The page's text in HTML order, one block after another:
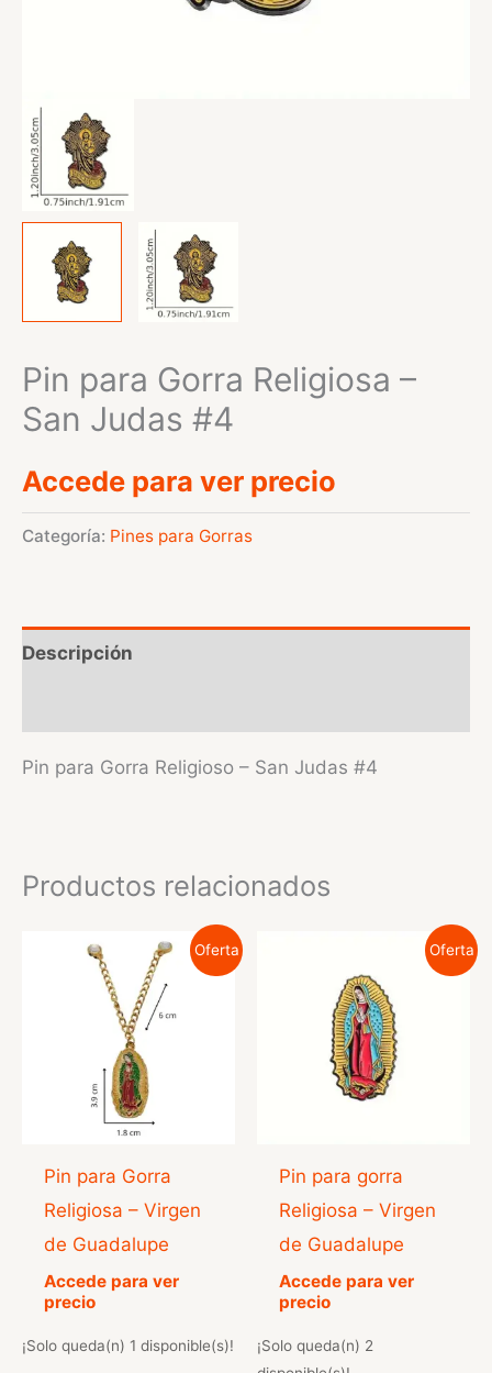
Pin para Gorra Religiosa –
San Judas #4
Accede para ver precio
Categoría: Pines para Gorras
Descripción
Pin para Gorra Religioso – San Judas #4
Productos relacionados
Oferta
Pin para Gorra
Religiosa – Virgen
de Guadalupe
Accede para ver
precio
¡Solo queda(n) 1 disponible(s)!
Oferta
Pin para gorra
Religiosa – Virgen
de Guadalupe
Accede para ver
precio
¡Solo queda(n) 2